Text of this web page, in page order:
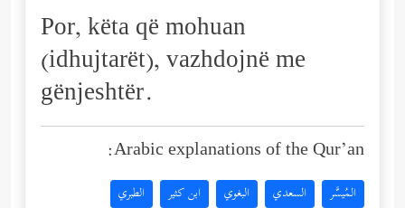
Por, këta që mohuan
(idhujtarët), vazhdojnë me
gënjeshtër.
Arabic explanations of the Qur’an:
المُيسَّر السعدي البغوي ابن كثير الطبري